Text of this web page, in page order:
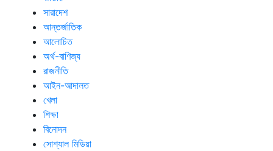
সারাদেশ
আন্তর্জাতিক
আলোচিত
অর্থ-বাণিজ্য
রাজনীতি
আইন-আদালত
খেলা
শিক্ষা
বিনোদন
সোশ্যাল মিডিয়া